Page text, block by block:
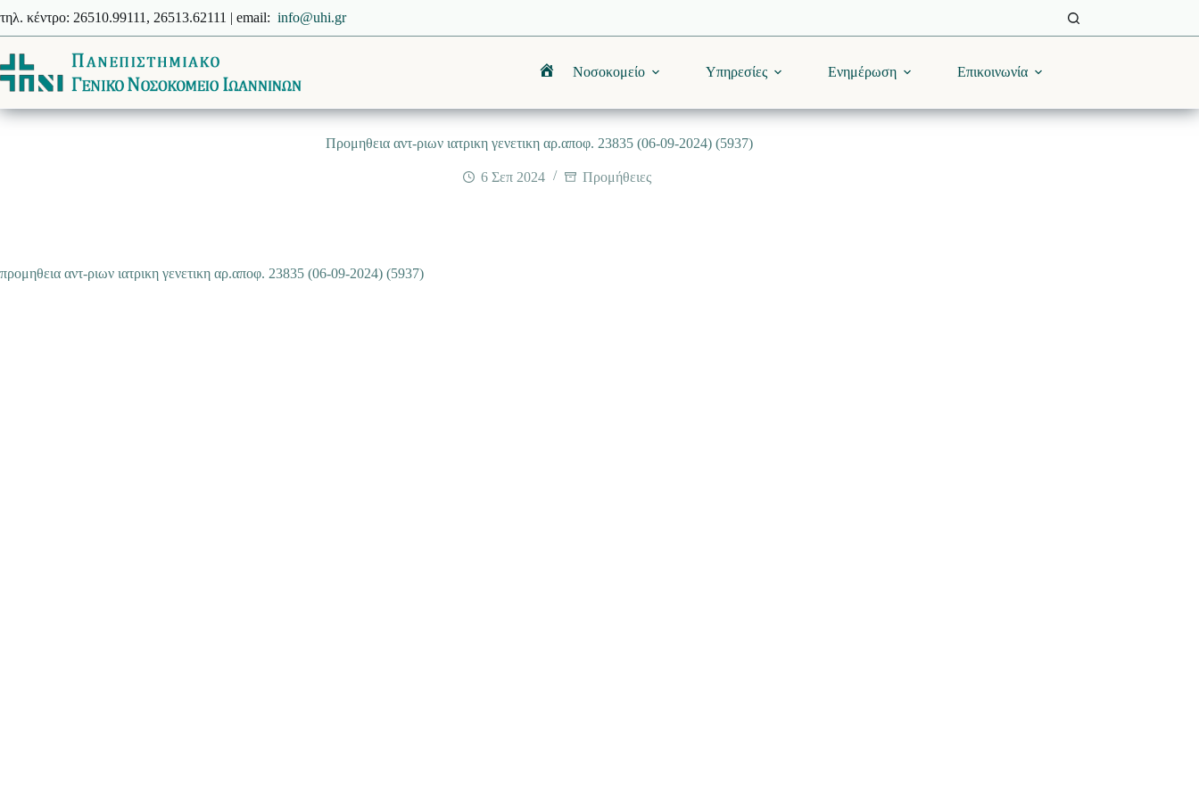
στο
περιεχόμενο
τηλ. κέντρο: 26510.99111, 26513.62111 | email: info@uhi.gr
ΑρχικήΝοσοκομείο Υπηρεσίες Ενημέρωση Επικοινωνία
Προμηθεια αντ-ριων ιατρικη γενετικη αρ.αποφ. 23835 (06-09-2024) (5937)
6 Σεπ 2024 Προμήθειες
προμηθεια αντ-ριων ιατρικη γενετικη αρ.αποφ. 23835 (06-09-2024) (5937)